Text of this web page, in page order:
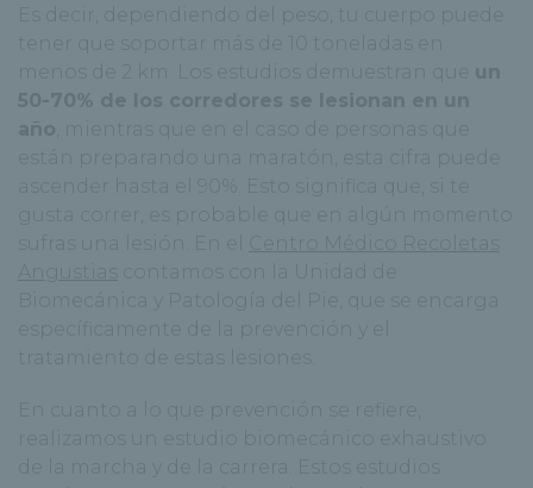
Es decir, dependiendo del peso, tu cuerpo puede
tener que soportar más de 10 toneladas en
menos de 2 km. Los estudios demuestran que un
50-70% de los corredores se lesionan en un
año , mientras que en el caso de personas que
están preparando una maratón, esta cifra puede
ascender hasta el 90%. Esto significa que, si te
gusta correr, es probable que en algún momento
sufras una lesión. En el
Centro Médico Recoletas
Angustias
contamos con la Unidad de
Biomecánica y Patología del Pie, que se encarga
específicamente de la prevención y el
tratamiento de estas lesiones.
En cuanto a lo que prevención se refiere,
realizamos un estudio biomecánico exhaustivo
de la marcha y de la carrera. Estos estudios